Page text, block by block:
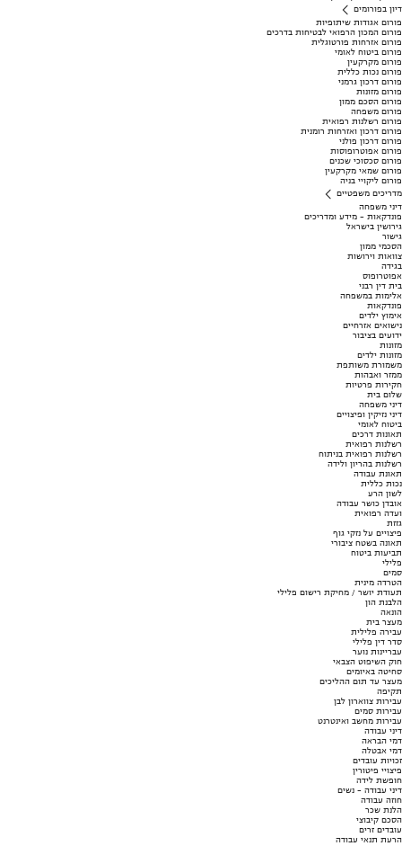
דיון בפורומים
פורום אגודות שיתופיות
פורום המכון הרפואי לבטיחות בדרכים
פורום אזרחות פורטוגלית
פורום ביטוח לאומי
פורום מקרקעין
פורום נכות כללית
פורום דרכון גרמני
פורום מזונות
פורום הסכם ממון
פורום משפחה
פורום רשלנות רפואית
פורום דרכון ואזרחות רומנית
פורום דרכון פולני
פורום אפוטרופוסות
פורום סכסוכי שכנים
פורום שמאי מקרקעין
פורום ליקויי בניה
מדריכים משפטיים
דיני משפחה
פונדקאות - מידע ומדריכים
גירושין בישראל
גישור
הסכמי ממון
צוואות וירושות
בגידה
אפוטרופוס
בית דין רבני
אלימות במשפחה
פונדקאות
אימוץ ילדים
נישואים אזרחיים
ידועים בציבור
מזונות
מזונות ילדים
משמורת משותפת
ממזר ואבהות
חקירות פרטיות
שלום בית
דיני משפחה
דיני נזיקין ופיצויים
ביטוח לאומי
תאונות דרכים
רשלנות רפואית
רשלנות רפואית בניתוח
רשלנות בהריון ולידה
תאונת עבודה
נכות כללית
לשון הרע
אובדן כושר עבודה
ועדה רפואית
גזזת
פיצויים על נזקי גוף
תאונה בשטח ציבורי
תביעות ביטוח
פלילי
סמים
הטרדה מינית
תעודת יושר / מחיקת רישום פלילי
הלבנת הון
הונאה
מעצר בית
עבירה פלילית
סדר דין פלילי
עבריינות נוער
חוק השיפוט הצבאי
סחיטה באיומים
מעצר עד תום ההליכים
תקיפה
עבירות צווארון לבן
עבירות סמים
עבירות מחשב ואינטרנט
דיני עבודה
דמי הבראה
דמי אבטלה
זכויות עובדים
פיצויי פיטורין
חופשת לידה
דיני עבודה - נשים
חוזה עבודה
הלנת שכר
הסכם קיבוצי
עובדים זרים
הרעת תנאי עבודה